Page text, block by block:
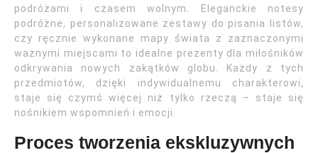
podróżami i czasem wolnym. Eleganckie notesy
podróżne, personalizowane zestawy do pisania listów,
czy ręcznie wykonane mapy świata z zaznaczonymi
ważnymi miejscami to idealne prezenty dla miłośników
odkrywania nowych zakątków globu. Każdy z tych
przedmiotów, dzięki indywidualnemu charakterowi,
staje się czymś więcej niż tylko rzeczą – staje się
nośnikiem wspomnień i emocji.
Proces tworzenia ekskluzywnych